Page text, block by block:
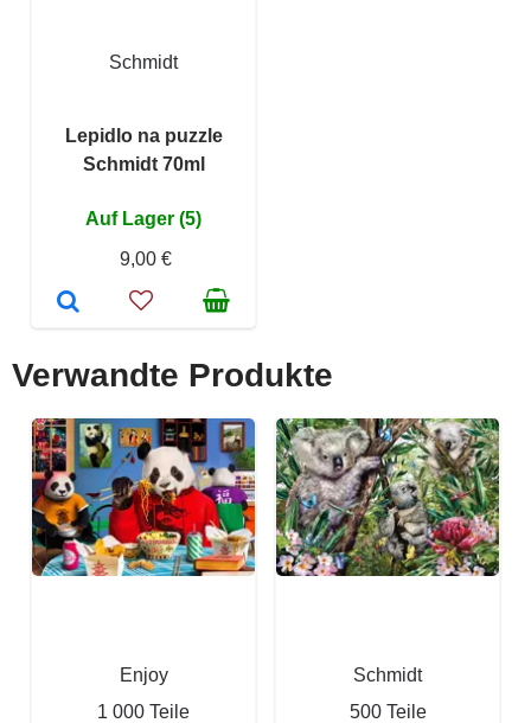
Schmidt
Lepidlo na puzzle
Schmidt 70ml
Auf Lager (5)
9,00 €
Verwandte Produkte
Enjoy
1 000 Teile
Schmidt
500 Teile